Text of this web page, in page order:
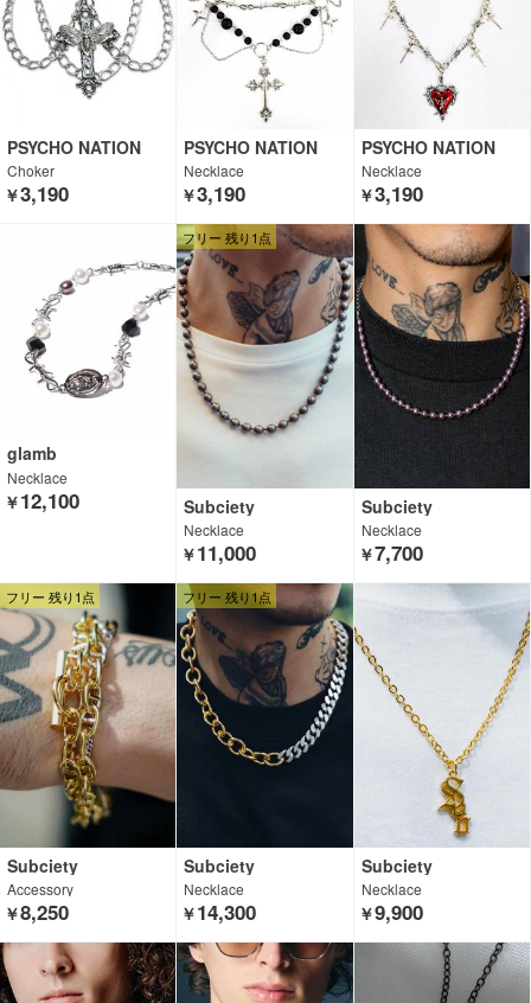
PSYCHO NATION
Choker
￥3,190
PSYCHO NATION
Necklace
￥3,190
PSYCHO NATION
Necklace
￥3,190
glamb
Necklace
￥12,100
フリー 残り1点
Subciety
Necklace
￥11,000
Subciety
Necklace
￥7,700
フリー 残り1点
Subciety
Accessory
￥8,250
フリー 残り1点
Subciety
Necklace
￥14,300
Subciety
Necklace
￥9,900